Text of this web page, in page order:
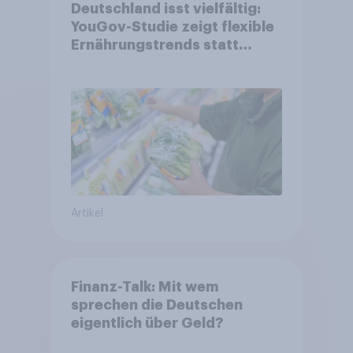
Deutschland isst vielfältig:
YouGov-Studie zeigt flexible
Ernährungstrends statt
Artikel
Finanz-Talk: Mit wem
sprechen die Deutschen
eigentlich über Geld?